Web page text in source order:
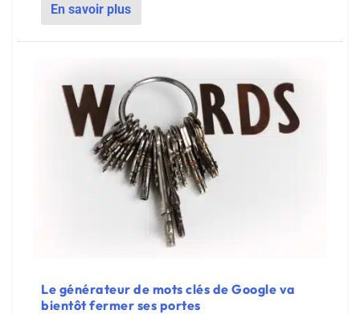
En savoir plus
Le générateur de mots clés de Google va
bientôt fermer ses portes